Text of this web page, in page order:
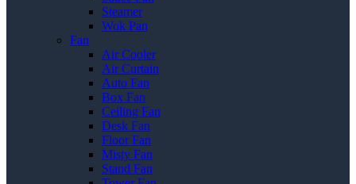
Steamer
Wok Pan
Fan
Air Cooler
Air Curtain
Auto Fan
Box Fan
Ceiling Fan
Desk Fan
Floor Fan
Misty Fan
Stand Fan